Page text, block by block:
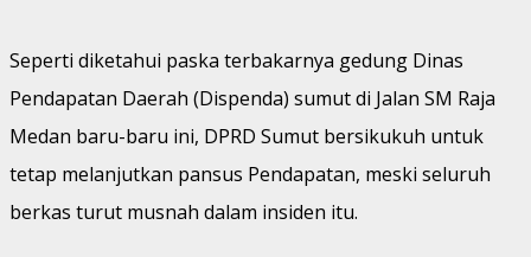
Seperti diketahui paska terbakarnya gedung Dinas
Pendapatan Daerah (Dispenda) sumut di Jalan SM Raja
Medan baru-baru ini, DPRD Sumut bersikukuh untuk
tetap melanjutkan pansus Pendapatan, meski seluruh
berkas turut musnah dalam insiden itu.